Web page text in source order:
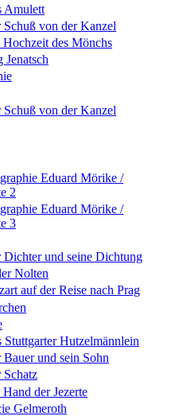
Amulett
Schuß von der Kanzel
des Mönchs
Jenatsch
Schuß von der Kanzel
Eduard Mörike /
2
Eduard Mörike /
3
Dichter und seine Dichtung
Nolten
auf der Reise nach Prag
Stuttgarter Hutzelmännlein
Bauer und sein Sohn
Schatz
der Jezerte
Gelmeroth